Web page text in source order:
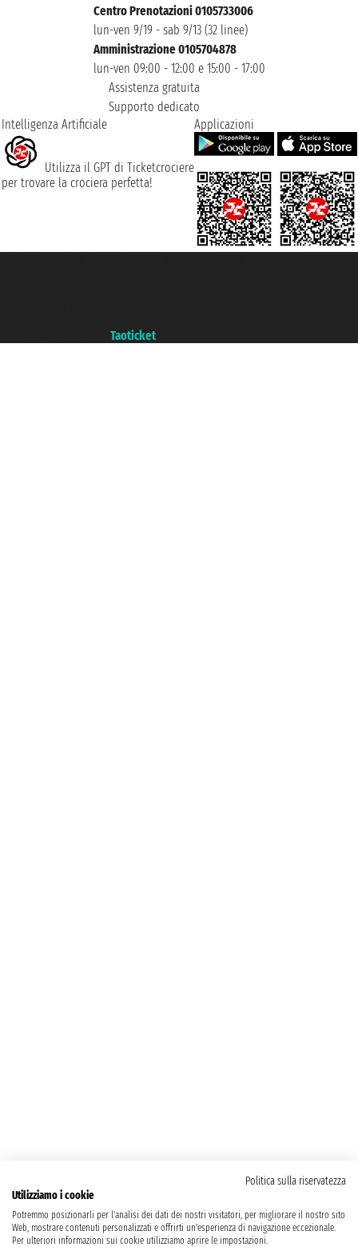
Centro Prenotazioni 0105733006
lun-ven 9/19 - sab 9/13 (32 linee)
Amministrazione 0105704878
lun-ven 09:00 - 12:00 e 15:00 - 17:00
Assistenza gratuita
Supporto dedicato
Intelligenza Artificiale
Utilizza il GPT di Ticketcrociere
per trovare la crociera perfetta!
Applicazioni
Taoticket
Politica sulla riservatezza
Utilizziamo i cookie
Potremmo posizionarli per l'analisi dei dati dei nostri visitatori, per migliorare il nostro sito
Web, mostrare contenuti personalizzati e offrirti un'esperienza di navigazione eccezionale.
Per ulteriori informazioni sui cookie utilizziamo aprire le impostazioni.